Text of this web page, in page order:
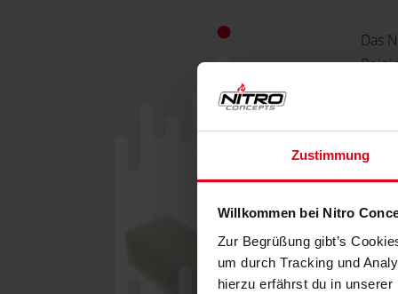
Zustimmung
Willkommen bei Nitro
Zur Begrüßung gibt’s
um durch Tracking und
hierzu erfährst du in
Das
Es
und